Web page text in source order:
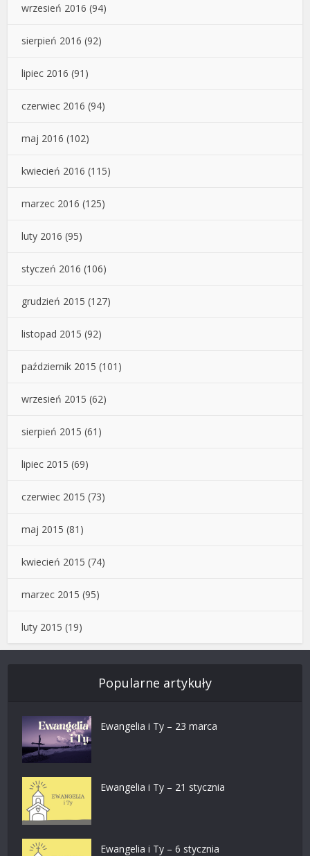
wrzesień 2016 (94)
sierpień 2016 (92)
lipiec 2016 (91)
czerwiec 2016 (94)
maj 2016 (102)
kwiecień 2016 (115)
marzec 2016 (125)
luty 2016 (95)
styczeń 2016 (106)
grudzień 2015 (127)
listopad 2015 (92)
październik 2015 (101)
wrzesień 2015 (62)
sierpień 2015 (61)
lipiec 2015 (69)
czerwiec 2015 (73)
maj 2015 (81)
kwiecień 2015 (74)
marzec 2015 (95)
luty 2015 (19)
Popularne artykuły
Ewangelia i Ty – 23 marca
Ewangelia i Ty – 21 stycznia
Ewangelia i Ty – 6 stycznia